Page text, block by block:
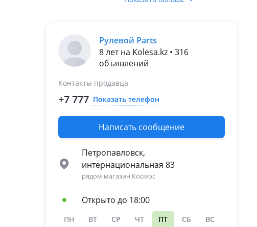
JJ10E) (J10/NJ10/JJ10E)
Nissan Tiida
2004 - 2008 C11
рестайлинг
Nissan Juke
Рулевой Parts
8 лет на Kolesa.kz • 316
объявлений
Контакты продавца
+7 777 Показать телефон
Написать сообщение
Петропавловск,
интернациональная 83
рядом магазин Космос
Открыто до 18:00
ПН ВТ СР ЧТ ПТ СБ ВС